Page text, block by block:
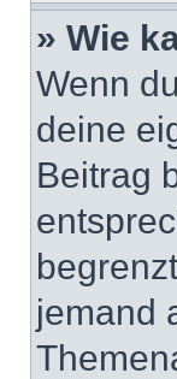
» Wie
Wenn
deine
Beitrag
jemand